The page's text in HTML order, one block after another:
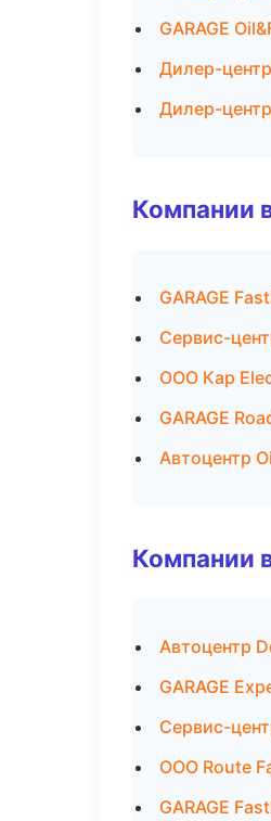
GARAGE
Дилер-
Дилер-
Компании
GARAGE
Сервис-
ООО Кар
GARAGE
Автоцентр
Компании
Автоцентр
GARAGE
Сервис-
ООО Route
GARAGE